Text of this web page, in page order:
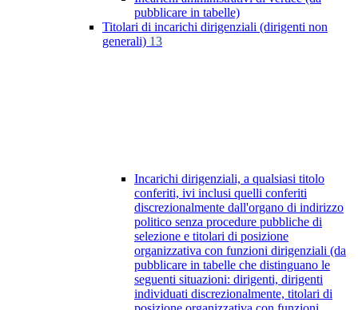
pubblicare in tabelle)
Titolari di incarichi dirigenziali (dirigenti non
generali) 13
Incarichi dirigenziali, a qualsiasi titolo
conferiti, ivi inclusi quelli conferiti
discrezionalmente dall'organo di indirizzo
politico senza procedure pubbliche di
selezione e titolari di posizione
organizzativa con funzioni dirigenziali (da
pubblicare in tabelle che distinguano le
seguenti situazioni: dirigenti, dirigenti
individuati discrezionalmente, titolari di